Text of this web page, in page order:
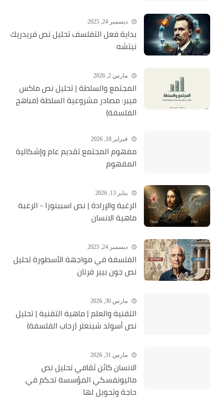
ديسمبر 24, 2025
بداية فعل التفلسف تحليل نص فريدريك
نيتشه
مارس 2, 2026
المجتمع والسلطة | تحليل نص ماكس
فيبر: مصادر مشروعية السلطة (مباهج
الفلسفة)
فبراير 18, 2026
مفهوم المجتمع تقديم عام وإشكالية
المفهوم
يناير 13, 2026
الرغبة والإرادة | نص اسبينوزا - الرغبة
ماهية الانسان
ديسمبر 24, 2025
الفلسفة في مواجهة الأسطورة تحليل
نص جون بيير فرنان
مارس 30, 2026
التقنية والعلم | ماهية التقنية | تحلیل
نص أسولد شبنغلر (رحاب الفلسفة)
مارس 31, 2026
الانسان كائن ثقافي تحليل نص
ماليونفسكي المؤسسة تحكم في
حاجة وتحويل لها